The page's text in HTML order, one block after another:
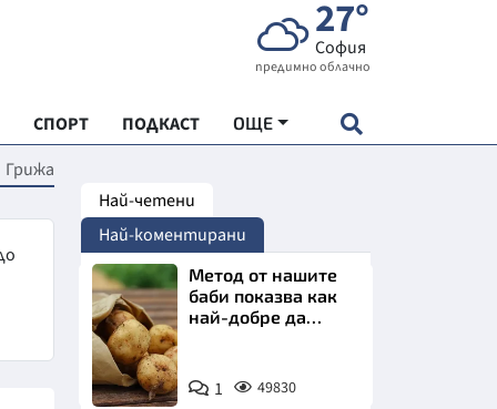
27°
София
предимно облачно
СПОРТ ПОДКАСТ ОЩЕ
"ЧУДЕСАТА НА БЪЛГАРИЯ"
Грижа
Най-четени
Най-коментирани
Снимка:
Пиксабей
Метод от нашите
баби показва как
най-добре да
1 49830